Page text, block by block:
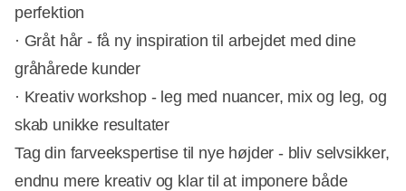
perfektion
· Gråt hår - få ny inspiration til arbejdet med dine
gråhårede kunder
· Kreativ workshop - leg med nuancer, mix og leg, og
skab unikke resultater
Tag din farveekspertise til nye højder - bliv selvsikker,
endnu mere kreativ og klar til at imponere både